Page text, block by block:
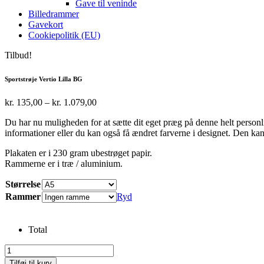
Gave til veninde
Billedrammer
Gavekort
Cookiepolitik (EU)
Tilbud!
Sportstrøje Vertio Lilla BG
kr. 135,00 – kr. 1.079,00Prisinterval:
til
kr. 1.079,00
Du har nu muligheden for at sætte dit eget præg på denne helt
informationer eller du kan også få ændret farverne i designet. Den
Plakaten er i 230 gram ubestrøget papir.
Rammerne er i træ / aluminium.
Størrelse
Rammer
Ryd
Total
Sportstrøje
Vertio